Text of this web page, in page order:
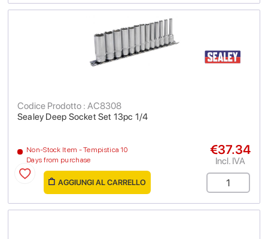
Sealey Deep Socket Set 13pc 1/4
Codice Prodotto : AC8308
Non-Stock Item - Tempistica 10
Days from purchase
€37.34
Incl. IVA
AGGIUNGI AL CARRELLO